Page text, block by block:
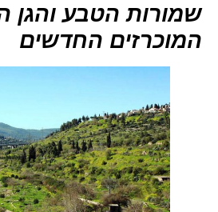
שמורות הטבע והגן
המוכרזים החדשים